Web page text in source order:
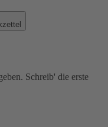
Schreib' die erste